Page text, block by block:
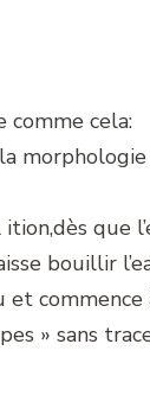
comme cela:
que
bouillir
» sans